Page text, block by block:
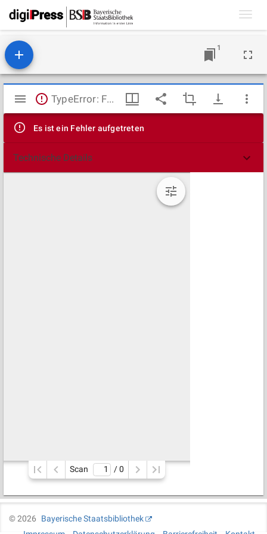
1
Mirador
Viewer
TypeError: Failed to fetch
Es ist ein Fehler aufgetreten
Technische Details
Scan / 0
©2026
Bayerische Staatsbibliothek